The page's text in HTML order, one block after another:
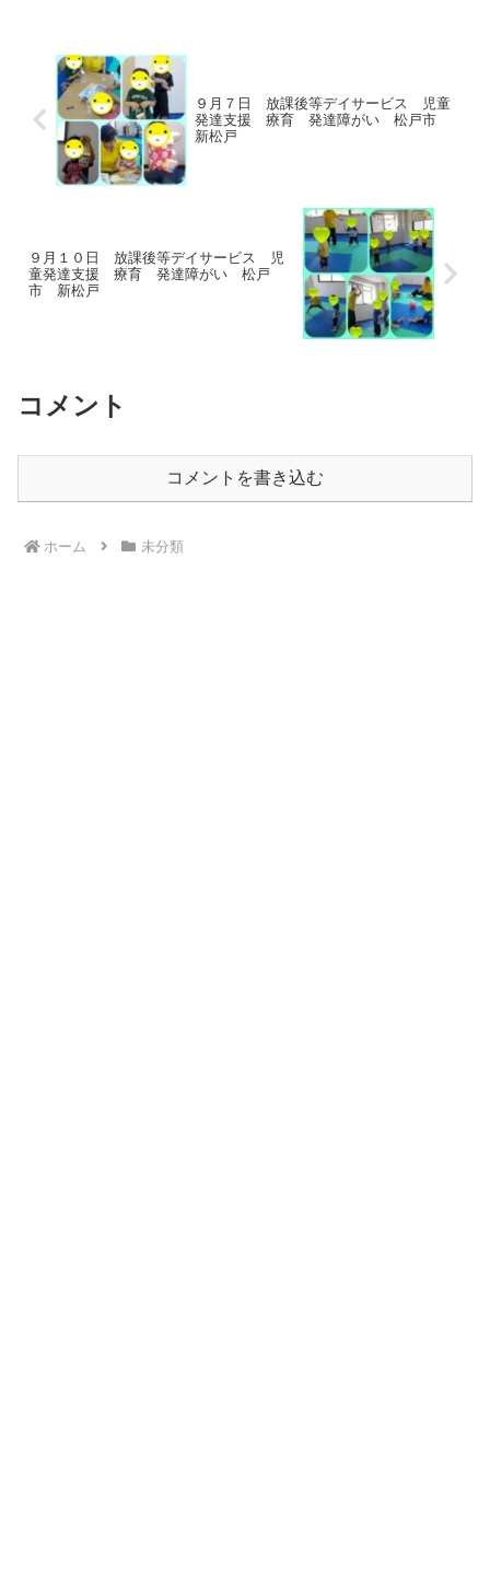
９月７日 放課後等デイサービス 児童
発達支援 療育 発達障がい 松戸市
新松戸
９月１０日 放課後等デイサービス 児
童発達支援 療育 発達障がい 松戸
市 新松戸
コメント
コメントを書き込む
ホーム 未分類